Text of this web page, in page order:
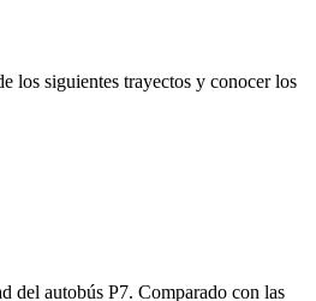
los siguientes trayectos y conocer los
del autobús P7. Comparado con las